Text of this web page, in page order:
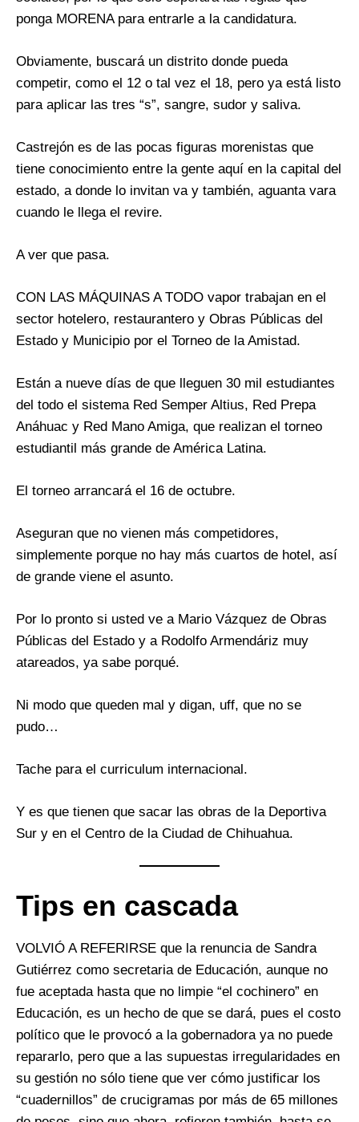
ponga MORENA para entrarle a la candidatura.
Obviamente, buscará un distrito donde pueda
competir, como el 12 o tal vez el 18, pero ya está listo
para aplicar las tres “s”, sangre, sudor y saliva.
Castrejón es de las pocas figuras morenistas que
tiene conocimiento entre la gente aquí en la capital del
estado, a donde lo invitan va y también, aguanta vara
cuando le llega el revire.
A ver que pasa.
CON LAS MÁQUINAS A TODO vapor trabajan en el
sector hotelero, restaurantero y Obras Públicas del
Estado y Municipio por el Torneo de la Amistad.
Están a nueve días de que lleguen 30 mil estudiantes
del todo el sistema Red Semper Altius, Red Prepa
Anáhuac y Red Mano Amiga, que realizan el torneo
estudiantil más grande de América Latina.
El torneo arrancará el 16 de octubre.
Aseguran que no vienen más competidores,
simplemente porque no hay más cuartos de hotel, así
de grande viene el asunto.
Por lo pronto si usted ve a Mario Vázquez de Obras
Públicas del Estado y a Rodolfo Armendáriz muy
atareados, ya sabe porqué.
Ni modo que queden mal y digan, uff, que no se
pudo…
Tache para el curriculum internacional.
Y es que tienen que sacar las obras de la Deportiva
Sur y en el Centro de la Ciudad de Chihuahua.
Tips en cascada
VOLVIÓ A REFERIRSE que la renuncia de Sandra
Gutiérrez como secretaria de Educación, aunque no
fue aceptada hasta que no limpie “el cochinero” en
Educación, es un hecho de que se dará, pues el costo
político que le provocó a la gobernadora ya no puede
repararlo, pero que a las supuestas irregularidades en
su gestión no sólo tiene que ver cómo justificar los
“cuadernillos” de crucigramas por más de 65 millones